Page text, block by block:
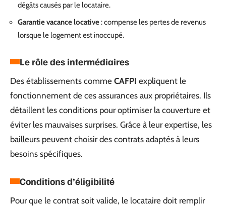
dégâts causés par le locataire.
Garantie vacance locative: compense les pertes de revenus
lorsque le logement est inoccupé.
Le rôle des intermédiaires
Des établissements comme CAFPI expliquent le
fonctionnement de ces assurances aux propriétaires. Ils
détaillent les conditions pour optimiser la couverture et
éviter les mauvaises surprises. Grâce à leur expertise, les
bailleurs peuvent choisir des contrats adaptés à leurs
besoins spécifiques.
Conditions d’éligibilité
Pour que le contrat soit valide, le locataire doit remplir